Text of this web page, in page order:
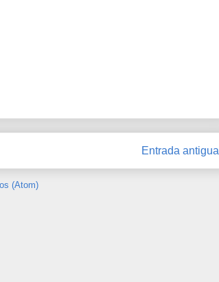
Entrada antigua
(Atom)